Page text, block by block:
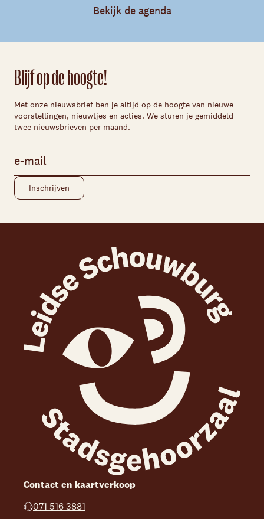
Bekijk de agenda
Blijf op de hoogte!
Met onze nieuwsbrief ben je altijd op de hoogte van nieuwe
voorstellingen, nieuwtjes en acties. We sturen je gemiddeld
twee nieuwsbrieven per maand.
Contact en kaartverkoop
071 516 3881